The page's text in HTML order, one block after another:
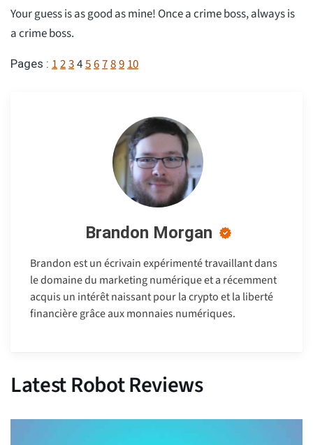
Your guess is as good as mine! Once a crime boss, always is
a crime boss.
Pages : 12345678910
Brandon Morgan
Brandon est un écrivain expérimenté travaillant dans
le domaine du marketing numérique et a récemment
acquis un intérêt naissant pour la crypto et la liberté
financière grâce aux monnaies numériques.
Latest Robot Reviews